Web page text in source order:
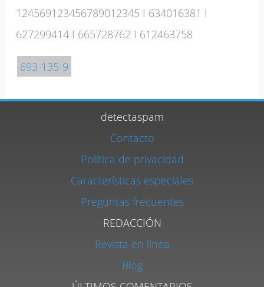
124569123456789012345 I 634016381 I
627299414 I 665728762 I 612463758
693-135-9
detectaspam
Contacto
Política de privacidad
Características especiales
Preguntas frecuentes
REDACCIÓN
Revista en línea
Blog